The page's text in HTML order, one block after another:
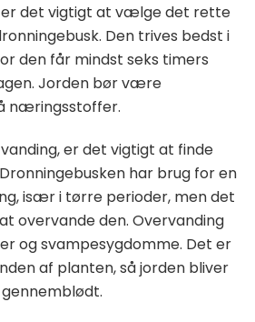
det vigtigt at vælge det rette
Den trives bedst i
den får mindst seks timers
Jorden bør være
næringsstoffer.
er det vigtigt at finde
har brug for en
især i tørre perioder, men det
overvande den. Overvanding
og svampesygdomme. Det er
af planten, så jorden bliver